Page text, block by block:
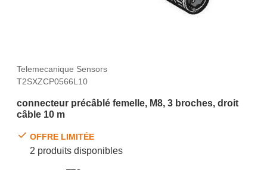
Telemecanique Sensors
T2SXZCP0566L10
connecteur précâblé femelle, M8, 3 broches, droit
câble 10 m
OFFRE LIMITÉE
2 produits disponibles